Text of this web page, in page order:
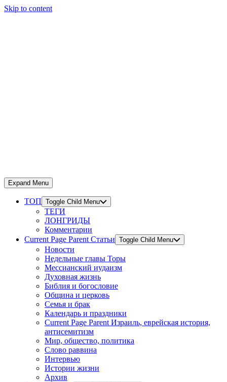
Skip to content
Expand Menu
ТОП Toggle Child Menu
ТЕГИ
ЛОНГРИДЫ
Комментарии
Current Page Parent Статьи Toggle Child Menu
Новости
Недельные главы Торы
Мессианский иудаизм
Духовная жизнь
Библия и богословие
Община и церковь
Семья и брак
Календарь и праздники
Current Page Parent Израиль, еврейская история,
антисемитизм
Мир, общество, политика
Слово раввина
Интервью
Истории жизни
Архив